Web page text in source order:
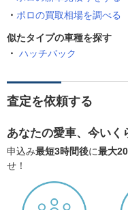
ポロの買取相場を調べる
似たタイプの車種を探す
ハッチバック
査定を依頼する
あなたの愛車、今いく
申込み最短3時間後に最大
せ！